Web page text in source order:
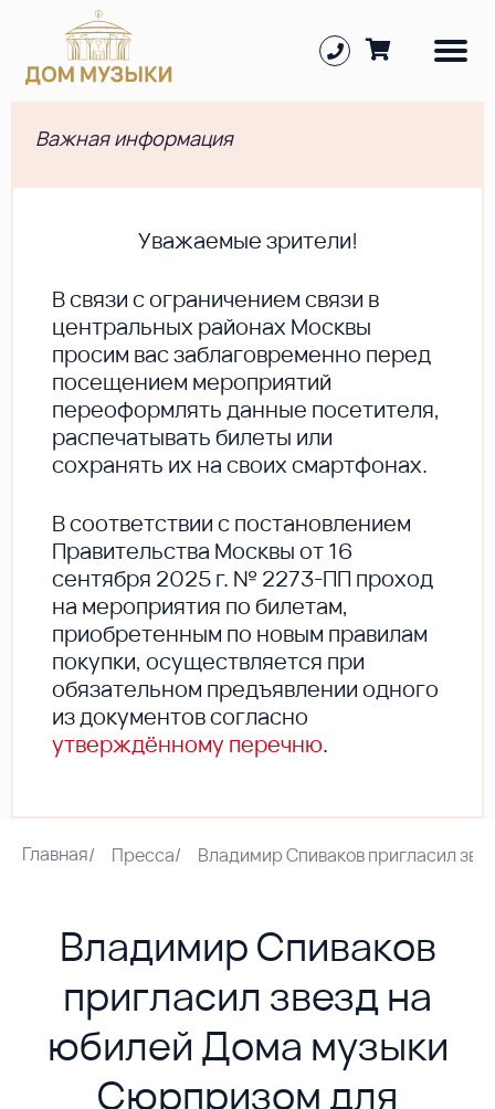
Важная информация
Уважаемые зрители!
В cвязи с ограничением связи в
центральных районах Москвы
просим вас заблаговременно перед
посещением мероприятий
переоформлять данные посетителя,
распечатывать билеты или
сохранять их на своих смартфонах.
В соответствии с постановлением
Правительства Москвы от 16
сентября 2025 г. № 2273-ПП проход
на мероприятия по билетам,
приобретенным по новым правилам
покупки, осуществляется при
обязательном предъявлении одного
из документов согласно
утверждённому перечню.
Главная/ Пресса/ Владимир Спиваков пригласил
Владимир Спиваков
пригласил звезд на
юбилей Дома музыки
Сюрпризом для